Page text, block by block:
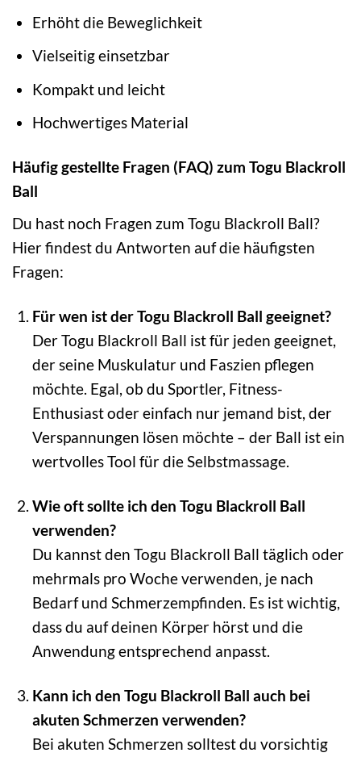
Erhöht die Beweglichkeit
Vielseitig einsetzbar
Kompakt und leicht
Hochwertiges Material
Häufig gestellte Fragen (FAQ) zum Togu Blackroll
Ball
Du hast noch Fragen zum Togu Blackroll Ball?
Hier findest du Antworten auf die häufigsten
Fragen:
Für wen ist der Togu Blackroll Ball geeignet?
Der Togu Blackroll Ball ist für jeden geeignet,
der seine Muskulatur und Faszien pflegen
möchte. Egal, ob du Sportler, Fitness-
Enthusiast oder einfach nur jemand bist, der
Verspannungen lösen möchte – der Ball ist ein
wertvolles Tool für die Selbstmassage.
Wie oft sollte ich den Togu Blackroll Ball
verwenden?
Du kannst den Togu Blackroll Ball täglich oder
mehrmals pro Woche verwenden, je nach
Bedarf und Schmerzempfinden. Es ist wichtig,
dass du auf deinen Körper hörst und die
Anwendung entsprechend anpasst.
Kann ich den Togu Blackroll Ball auch bei
akuten Schmerzen verwenden?
Bei akuten Schmerzen solltest du vorsichtig